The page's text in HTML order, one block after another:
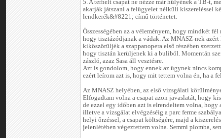
5. A terhelt csapat ne nézze már hülyének a TB-t,
akarják játszani a felügyelet nélküli kiszereléssel
lendkerék&#8221; című történetet.
Összességében az a véleményem, hogy mindkét
hogy tisztázódjanak a vádak. Az MNASZ-nek
kiköszörüljék a szappanopera első részében
hogy tisztán kerüljenek ki a buliból. Momentán
zászló, azaz Sasa áll vesztésre.
Azt is gondolom, hogy ennek az ügynek nincs
ezért leírom azt is, hogy mit tettem volna én, ha a
Az MNASZ helyében, az első vizsgálati
Elfogadtam volna a csapat azon javaslatát, hogy
de ezzel egy időben azt is elrendeltem volna, hogy
illetve a vizsgálat elvégzéséig a parc ferme
helyi őrzéssel, a csapat költségére, majd a
jelenlétében végeztettem volna. Semmi plomba,